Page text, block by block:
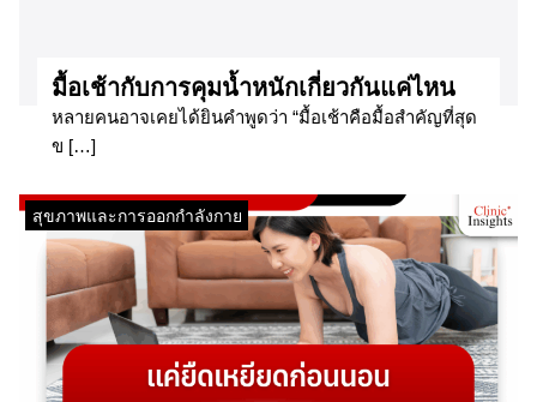
มื้อเช้ากับการคุมน้ำหนักเกี่ยวกันแค่ไหน
หลายคนอาจเคยได้ยินคำพูดว่า “มื้อเช้าคือมื้อสำคัญที่สุด
ข […]
สุขภาพและการออกกำลังกาย